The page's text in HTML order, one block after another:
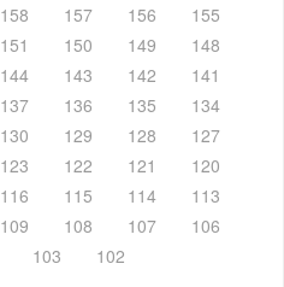
158 157 156
155
151 150 149
148
144 143 142
141
137 136 135
134
130 129 128
127
123 122 121
120
116 115 114
113
109 108 107
106
103 102